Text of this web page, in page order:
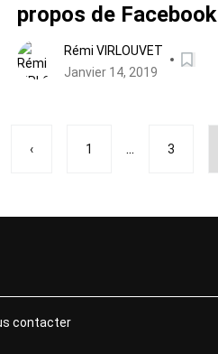
propos de Facebook
Rémi VIRLOUVET
Janvier 14, 2019
‹ 1 ... 3
contacter